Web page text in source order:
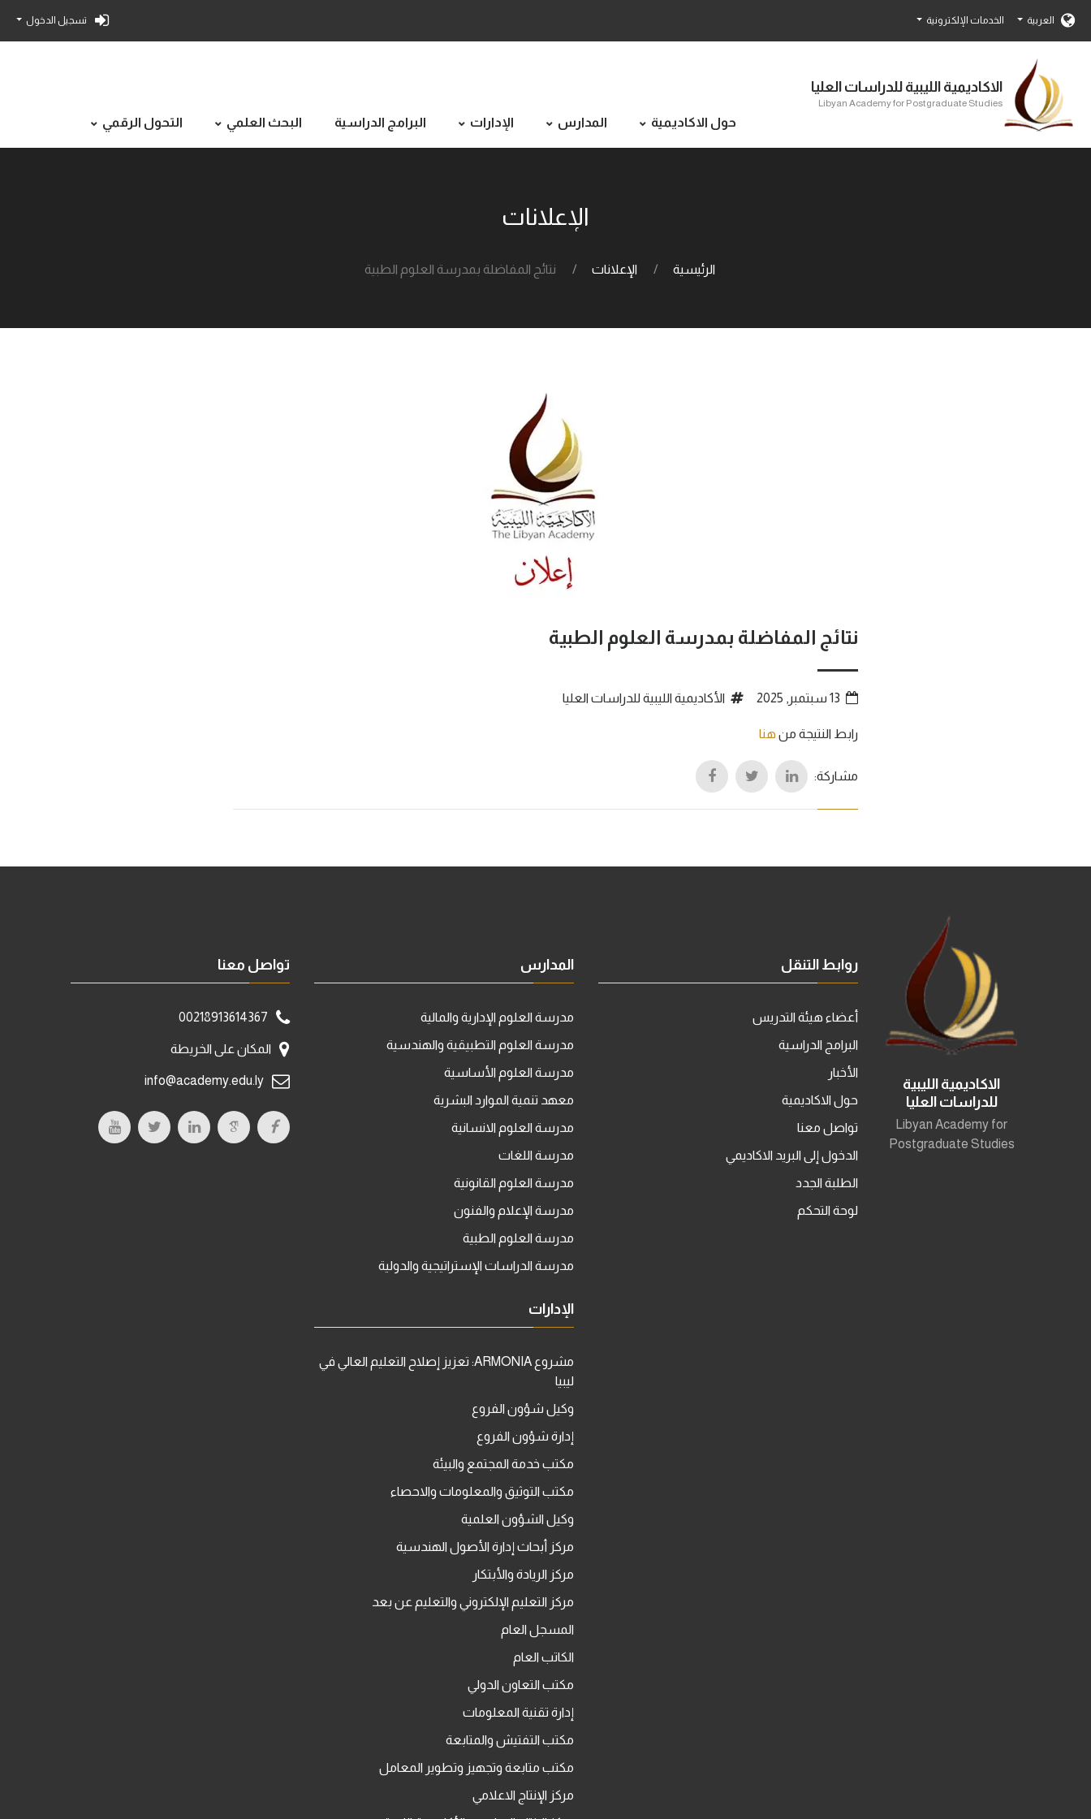
العربية الخدمات الإلكترونية تسجيل الدخول
الاكاديمية الليبية للدراسات العليا
Libyan Academy for Postgraduate Studies
حول الاكاديمية المدارس الإدارات البرامج الدراسية البحث العلمي التحول الرقمي
الإعلانات
الرئيسية الإعلانات نتائج المفاضلة بمدرسة العلوم الطبية
نتائج المفاضلة بمدرسة العلوم الطبية
13 سبتمبر, 2025 الأكاديمية الليبية للدراسات العليا
رابط النتيجة من هنا
مشاركة:
الاكاديمية الليبية
للدراسات العليا
Libyan Academy for
Postgraduate Studies
روابط التنقل
أعضاء هيئة التدريس
البرامج الدراسية
الأخبار
حول الاكاديمية
تواصل معنا
الدخول إلى البريد الاكاديمي
الطلبة الجدد
لوحة التحكم
المدارس
مدرسة العلوم الإدارية والمالية
مدرسة العلوم التطبيقية والهندسية
مدرسة العلوم الأساسية
معهد تنمية الموارد البشرية
مدرسة العلوم الانسانية
مدرسة اللغات
مدرسة العلوم القانونية
مدرسة الإعلام والفنون
مدرسة العلوم الطبية
مدرسة الدراسات الإستراتيجية والدولية
الإدارات
مشروع ARMONIA: تعزيز إصلاح التعليم العالي في
ليبيا
وكيل شؤون الفروع
إدارة شؤون الفروع
مكتب خدمة المجتمع والبيئة
مكتب التوثيق والمعلومات والاحصاء
وكيل الشؤون العلمية
مركز أبحاث إدارة الأصول الهندسية
مركز الريادة والأبتكار
مركز التعليم الإلكتروني والتعليم عن بعد
المسجل العام
الكاتب العام
مكتب التعاون الدولي
إدارة تقنية المعلومات
مكتب التفتيش والمتابعة
مكتب متابعة وتجهيز وتطوير المعامل
مركز الإنتاج الاعلامي
تواصل معنا
00218913614367
المكان على الخريطة
info@academy.edu.ly